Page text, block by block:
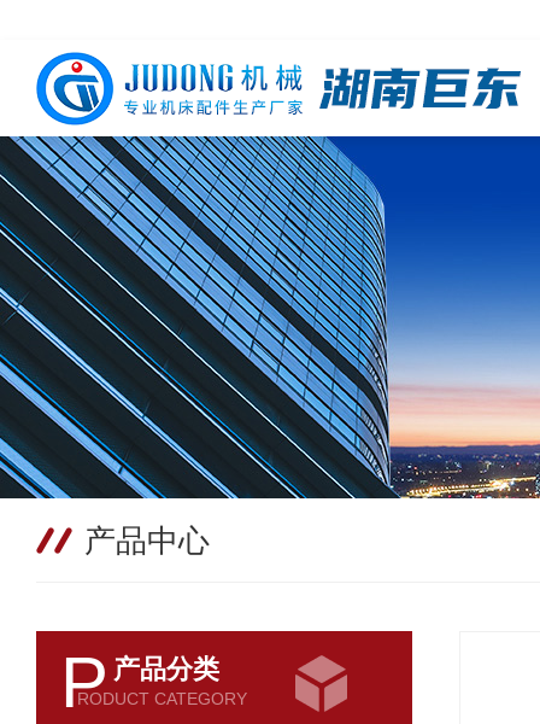
产品中心
P 产品分类
RODUCT CATEGORY